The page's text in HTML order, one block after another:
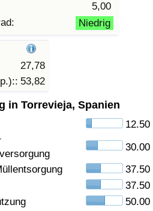
5,00
Niedrig
27,78
53,82
in Torrevieja, Spanien
12.50
30.00
37.50
37.50
50.00
nach Land
Land
Land
Land